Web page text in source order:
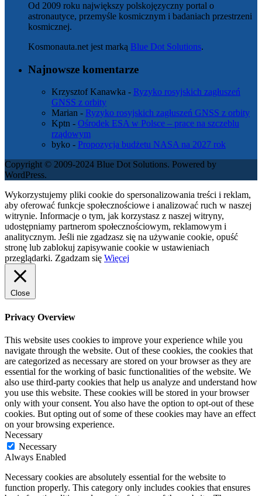
Od 2009 roku największy polskojęzyczny portal o
astronautyce, przemyśle kosmicznym i badaniach przestrzeni
kosmicznej.
Kosmonauta.net jest marką Blue Dot Solutions.
Najnowsze komentarze
Krzysztof Kanawka - Ryzyko rosyjskich zagłuszeń
GNSS z orbity
Marian - Ryzyko rosyjskich zagłuszeń GNSS z orbity
Kptn - Ośrodek ESA w Polsce – prace na szczeblu
rządowym
byko - Propozycja budżetu NASA na 2027 rok
Copyright © 2009-2024 Blue Dot Solutions. Powered by
WordPress.
Wykorzystujemy pliki cookie do spersonalizowania treści i reklam,
aby oferować funkcje społecznościowe i analizować ruch w naszej
witrynie. Informacje o tym, jak korzystasz z naszej witryny,
udostępniamy partnerom społecznościowym, reklamowym i
analitycznym. Jeśli nie zgadzasz się na używanie cookie, opuść
stronę lub zablokuj zapisywanie cookie w ustawieniach
przeglądarki. Zgadzam się Więcej
Close
Privacy Overview
This website uses cookies to improve your experience while you
navigate through the website. Out of these cookies, the cookies that
are categorized as necessary are stored on your browser as they are
essential for the working of basic functionalities of the website. We
also use third-party cookies that help us analyze and understand how
you use this website. These cookies will be stored in your browser
only with your consent. You also have the option to opt-out of these
cookies. But opting out of some of these cookies may have an effect
on your browsing experience.
Necessary
Necessary
Always Enabled
Necessary cookies are absolutely essential for the website to
function properly. This category only includes cookies that ensures